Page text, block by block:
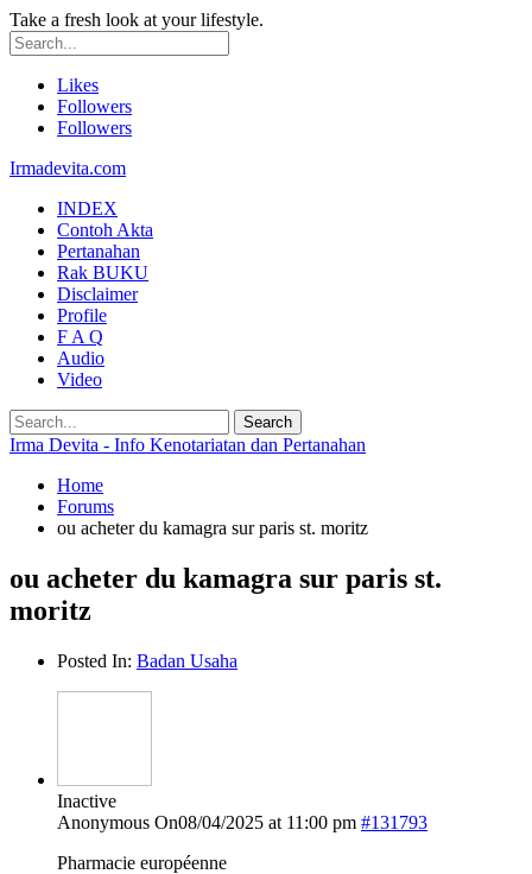
Take a fresh look at your lifestyle.
Likes
Followers
Followers
Irmadevita.com
INDEX
Contoh Akta
Pertanahan
Rak BUKU
Disclaimer
Profile
F A Q
Audio
Video
Irma Devita - Info Kenotariatan dan Pertanahan
Home
Forums
ou acheter du kamagra sur paris st. moritz
ou acheter du kamagra sur paris st.
moritz
Posted In: Badan Usaha
Inactive
Anonymous On08/04/2025 at 11:00 pm #131793
Pharmacie européenne